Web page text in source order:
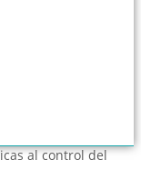
al control del